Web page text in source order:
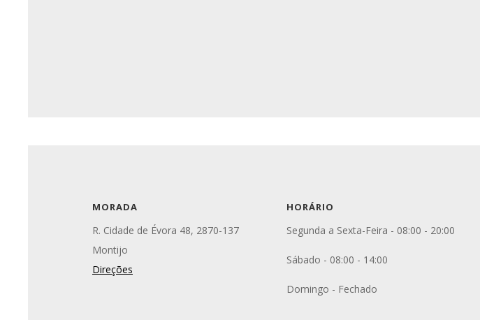
MORADA
R. Cidade de Évora 48, 2870-137
Montijo
Direções
HORÁRIO
Segunda a Sexta-Feira - 08:00 - 20:00
Sábado - 08:00 - 14:00
Domingo - Fechado